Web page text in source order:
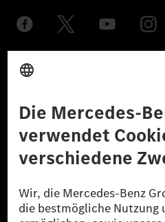
© 2026 Mercedes-Benz Group AG. Alle
reduzierte CO₂-Emissionen bei der
zertifizierte Ausgleichsprojekte